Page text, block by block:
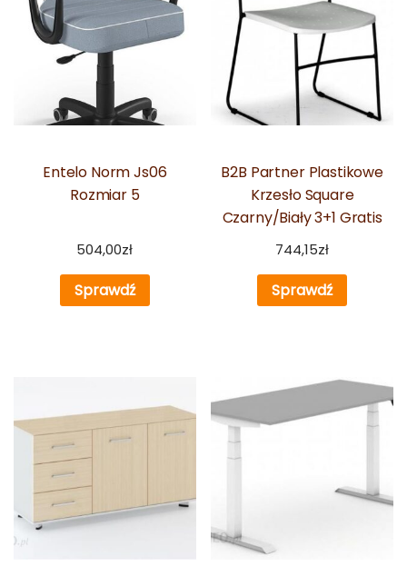
Entelo Norm Js06
Rozmiar 5
504,00zł
Sprawdź
B2B Partner Plastikowe
Krzesło Square
Czarny/Biały 3+1 Gratis
744,15zł
Sprawdź